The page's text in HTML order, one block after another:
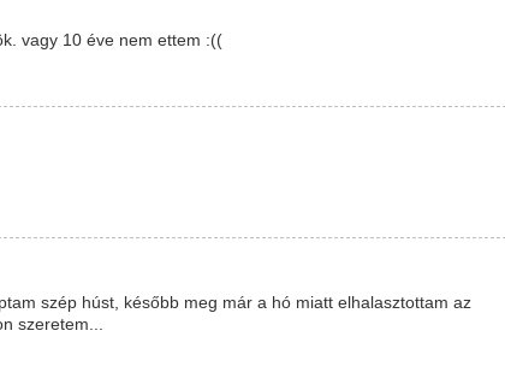
vagy 10 éve nem ettem :((
szép húst, később meg már a hó miatt elhalasztottam az
szeretem...